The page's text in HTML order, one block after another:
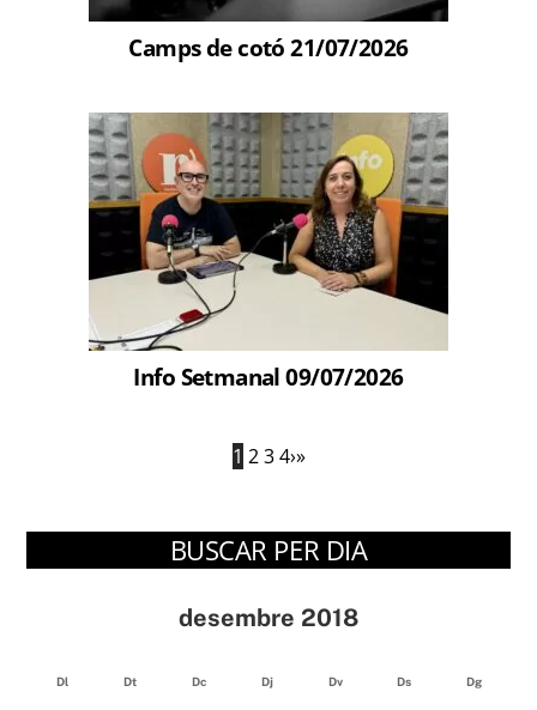
Camps de cotó 21/07/2026
Info Setmanal 09/07/2026
1 2 3 4›»
BUSCAR PER DIA
desembre 2018
Dl Dt Dc Dj Dv Ds Dg